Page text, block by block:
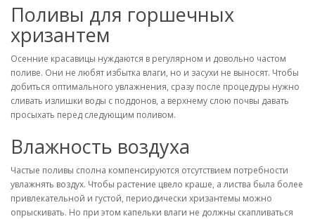
Поливы для горшечных
хризантем
Осенние красавицы нуждаются в регулярном и довольно частом
поливе. Они не любят избытка влаги, но и засухи не выносят. Чтобы
добиться оптимального увлажнения, сразу после процедуры нужно
сливать излишки воды с поддонов, а верхнему слою почвы давать
просыхать перед следующим поливом.
Влажность воздуха
Частые поливы сполна компенсируются отсутствием потребности
увлажнять воздух. Чтобы растение цвело краше, а листва была более
привлекательной и густой, периодически хризантемы можно
опрыскивать. Но при этом капельки влаги не должны скапливаться